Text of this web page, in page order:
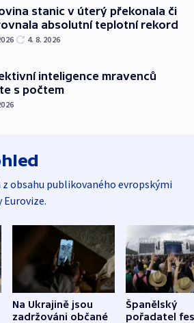
stanic v úterý překonala či
absolutní teplotní rekord
4. 8. 2026
inteligence mravenců
s počtem
z obsahu publikovaného evropskými
Na Ukrajině jsou
zadržováni občané
Španělský
pořadatel